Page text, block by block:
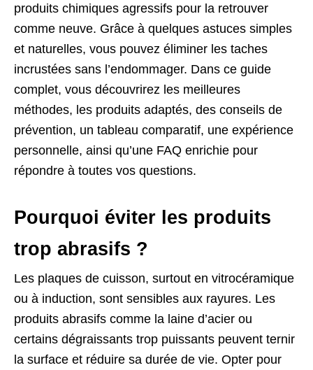
produits chimiques agressifs pour la retrouver
comme neuve. Grâce à quelques astuces simples
et naturelles, vous pouvez éliminer les taches
incrustées sans l’endommager. Dans ce guide
complet, vous découvrirez les meilleures
méthodes, les produits adaptés, des conseils de
prévention, un tableau comparatif, une expérience
personnelle, ainsi qu’une FAQ enrichie pour
répondre à toutes vos questions.
Pourquoi éviter les produits
trop abrasifs ?
Les plaques de cuisson, surtout en vitrocéramique
ou à induction, sont sensibles aux rayures. Les
produits abrasifs comme la laine d’acier ou
certains dégraissants trop puissants peuvent ternir
la surface et réduire sa durée de vie. Opter pour